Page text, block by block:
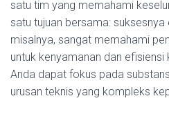
satu tim yang memahami
satu tujuan bersama: suksesnya
misalnya, sangat memahami
untuk kenyamanan dan efisiensi
Anda dapat fokus pada
urusan teknis yang kompleks